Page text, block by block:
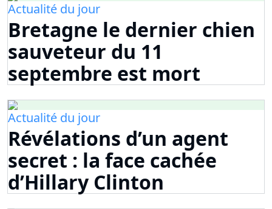
Actualité du jour
Bretagne le dernier chien
sauveteur du 11
septembre est mort
Actualité du jour
Révélations d’un agent
secret : la face cachée
d’Hillary Clinton